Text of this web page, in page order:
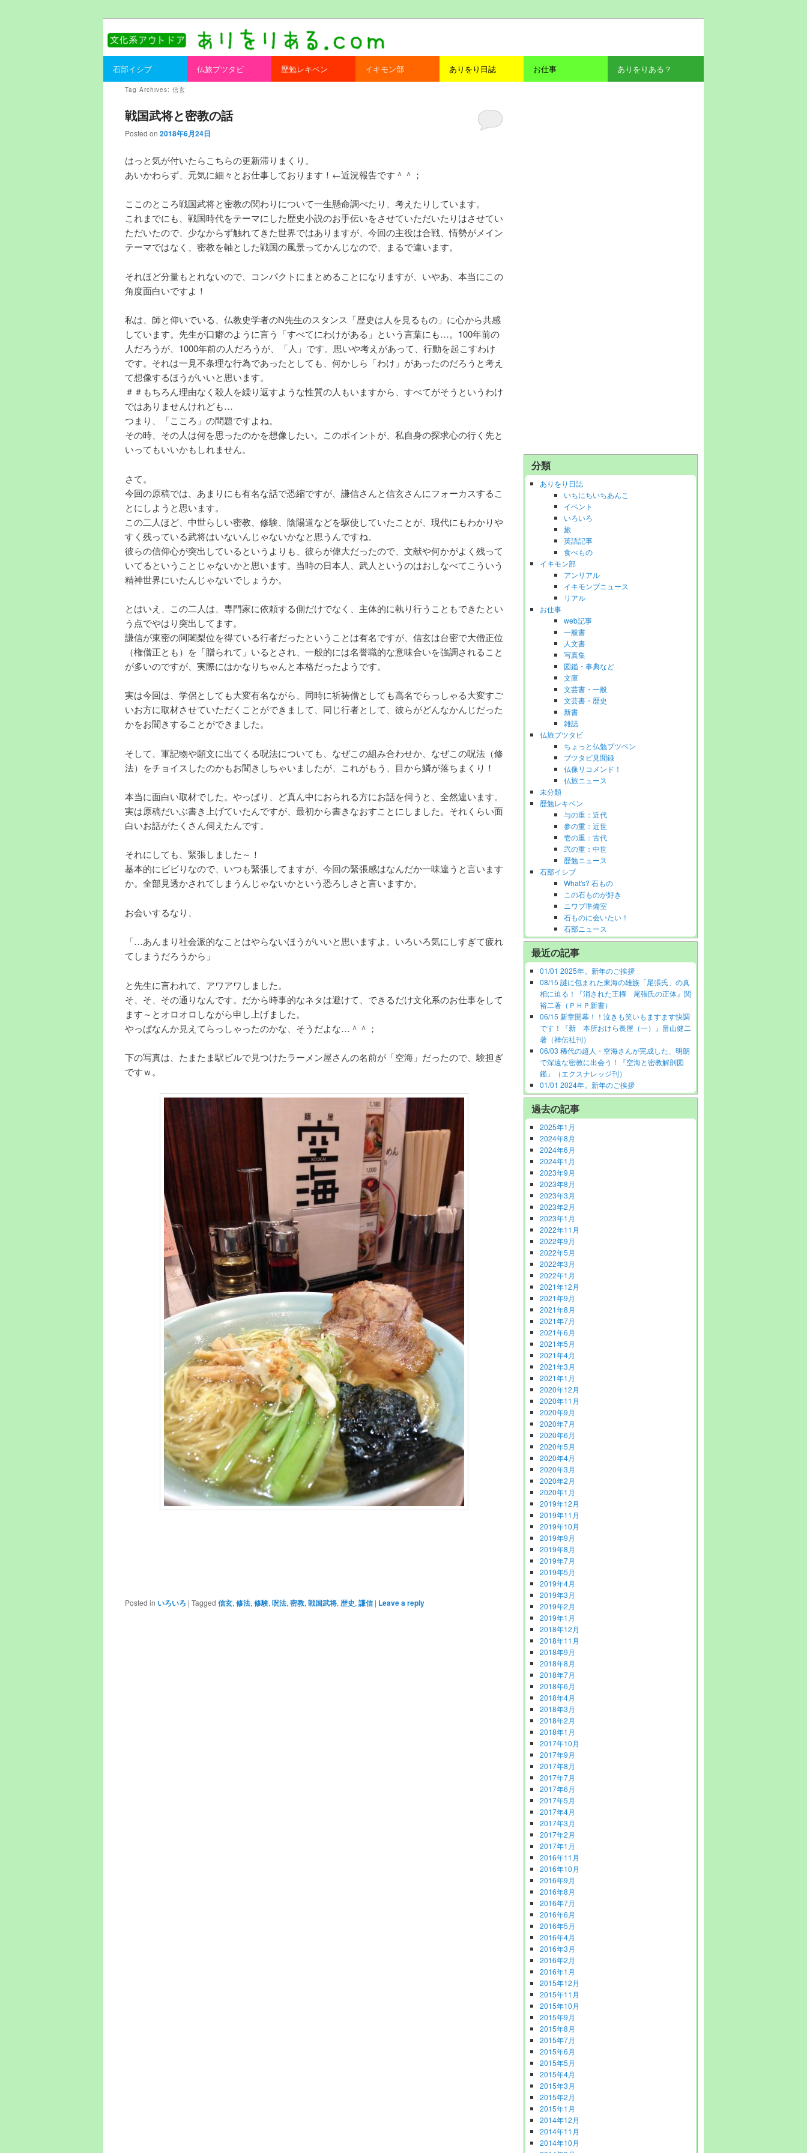
ありをりある.com
書を持ってそとへ出よう。
Main menu
Skip to primary content
Skip to secondary content
石部イシブ 仏旅ブツタビ 歴勉レキベン イキモン部 ありをり日誌 お仕事 ありをりある？
Tag Archives: 信玄
戦国武将と密教の話
Posted on 2018年6月24日
はっと気が付いたらこちらの更新滞りまくり。
あいかわらず、元気に細々とお仕事しております！←近況報告です＾＾；
ここのところ戦国武将と密教の関わりについて一生懸命調べたり、考えたりしています。
これまでにも、戦国時代をテーマにした歴史小説のお手伝いをさせていただいたりはさせてい
ただいたので、少なからず触れてきた世界ではありますが、今回の主役は合戦、情勢がメイン
テーマではなく、密教を軸とした戦国の風景ってかんじなので、まるで違います。
それほど分量もとれないので、コンパクトにまとめることになりますが、いやあ、本当にこの
角度面白いですよ！
私は、師と仰いでいる、仏教史学者のN先生のスタンス「歴史は人を見るもの」に心から共感
しています。先生が口癖のように言う「すべてにわけがある」という言葉にも…。100年前の
人だろうが、1000年前の人だろうが、「人」です。思いや考えがあって、行動を起こすわけ
です。それは一見不条理な行為であったとしても、何かしら「わけ」があったのだろうと考え
て想像するほうがいいと思います。
＃＃もちろん理由なく殺人を繰り返すような性質の人もいますから、すべてがそうというわけ
ではありませんけれども…
つまり、「こころ」の問題ですよね。
その時、その人は何を思ったのかを想像したい。このポイントが、私自身の探求心の行く先と
いってもいいかもしれません。
さて。
今回の原稿では、あまりにも有名な話で恐縮ですが、謙信さんと信玄さんにフォーカスするこ
とにしようと思います。
この二人ほど、中世らしい密教、修験、陰陽道などを駆使していたことが、現代にもわかりや
すく残っている武将はいないんじゃないかなと思うんですね。
彼らの信仰心が突出しているというよりも、彼らが偉大だったので、文献や何かがよく残って
いてるということじゃないかと思います。当時の日本人、武人というのはおしなべてこういう
精神世界にいたんじゃないでしょうか。
とはいえ、この二人は、専門家に依頼する側だけでなく、主体的に執り行うこともできたとい
う点でやはり突出してます。
謙信が東密の阿闍梨位を得ている行者だったということは有名ですが、信玄は台密で大僧正位
（権僧正とも）を「贈られて」いるとされ、一般的には名誉職的な意味合いを強調されること
が多いのですが、実際にはかなりちゃんと本格だったようです。
実は今回は、学侶としても大変有名ながら、同時に祈祷僧としても高名でらっしゃる大変すご
いお方に取材させていただくことができまして、同じ行者として、彼らがどんなかんじだった
かをお聞きすることができました。
そして、軍記物や願文に出てくる呪法についても、なぜこの組み合わせか、なぜこの呪法（修
法）をチョイスしたのかもお聞きしちゃいましたが、これがもう、目から鱗が落ちまくり！
本当に面白い取材でした。やっぱり、ど真ん中におられる方にお話を伺うと、全然違います。
実は原稿だいぶ書き上げていたんですが、最初から書きなおすことにしました。それくらい面
白いお話がたくさん伺えたんです。
それにしても、緊張しました～！
基本的にビビりなので、いつも緊張してますが、今回の緊張感はなんだか一味違うと言います
か。全部見透かされてしまうんじゃないかという恐ろしさと言いますか。
お会いするなり、
「…あんまり社会派的なことはやらないほうがいいと思いますよ。いろいろ気にしすぎて疲れ
てしまうだろうから」
と先生に言われて、アワアワしました。
そ、そ、その通りなんです。だから時事的なネタは避けて、できるだけ文化系のお仕事をして
ます～とオロオロしながら申し上げました。
やっぱなんか見えてらっしゃったのかな、そうだよな…＾＾；
下の写真は、たまたま駅ビルで見つけたラーメン屋さんの名前が「空海」だったので、験担ぎ
ですｗ。
Posted in いろいろ | Tagged 信玄,修法,修験,呪法,密教,戦国武将,歴史,謙信 | Leave a reply
分類
ありをり日誌
いちにちいちあんこ
イベント
いろいろ
旅
英語記事
食べもの
イキモン部
アンリアル
イキモンブニュース
リアル
お仕事
web記事
一般書
人文書
写真集
図鑑・事典など
文庫
文芸書・一般
文芸書・歴史
新書
雑誌
仏旅ブツタビ
ちょっと仏勉ブツベン
ブツタビ見聞録
仏像リコメンド！
仏旅ニュース
未分類
歴勉レキベン
与の重：近代
参の重：近世
壱の重：古代
弐の重：中世
歴勉ニュース
石部イシブ
What's? 石もの
この石ものが好き
ニワブ準備室
石ものに会いたい！
石部ニュース
最近の記事
01/01 2025年。新年のご挨拶
08/15 謎に包まれた東海の雄族「尾張氏」の真
相に迫る！『消された王権 尾張氏の正体』関
裕二著（ＰＨＰ新書）
06/15 新章開幕！！泣きも笑いもますます快調
です！『新 本所おけら長屋（一）』畠山健二
著（祥伝社刊）
06/03 稀代の超人・空海さんが完成した、明朗
で深遠な密教に出会う！『空海と密教解剖図
鑑』（エクスナレッジ刊）
01/01 2024年。新年のご挨拶
過去の記事
2025年1月
2024年8月
2024年6月
2024年1月
2023年9月
2023年8月
2023年3月
2023年2月
2023年1月
2022年11月
2022年9月
2022年5月
2022年3月
2022年1月
2021年12月
2021年9月
2021年8月
2021年7月
2021年6月
2021年5月
2021年4月
2021年3月
2021年1月
2020年12月
2020年11月
2020年9月
2020年7月
2020年6月
2020年5月
2020年4月
2020年3月
2020年2月
2020年1月
2019年12月
2019年11月
2019年10月
2019年9月
2019年8月
2019年7月
2019年5月
2019年4月
2019年3月
2019年2月
2019年1月
2018年12月
2018年11月
2018年9月
2018年8月
2018年7月
2018年6月
2018年4月
2018年3月
2018年2月
2018年1月
2017年10月
2017年9月
2017年8月
2017年7月
2017年6月
2017年5月
2017年4月
2017年3月
2017年2月
2017年1月
2016年11月
2016年10月
2016年9月
2016年8月
2016年7月
2016年6月
2016年5月
2016年4月
2016年3月
2016年2月
2016年1月
2015年12月
2015年11月
2015年10月
2015年9月
2015年8月
2015年7月
2015年6月
2015年5月
2015年4月
2015年3月
2015年2月
2015年1月
2014年12月
2014年11月
2014年10月